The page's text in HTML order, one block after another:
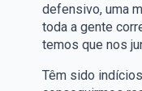
defensivo, uma
toda a gente
temos que nos
Têm sido